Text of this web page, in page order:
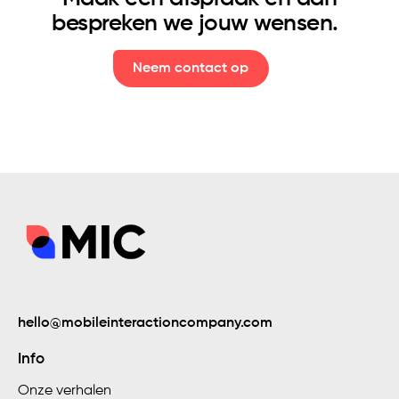
Evenementen
bespreken we jouw wensen.
Neem contact op
hello@mobileinteractioncompany.com
Info
Onze verhalen